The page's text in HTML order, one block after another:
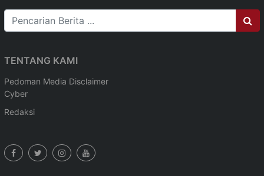
TENTANG KAMI
Pedoman Media
Cyber
Disclaimer
Redaksi